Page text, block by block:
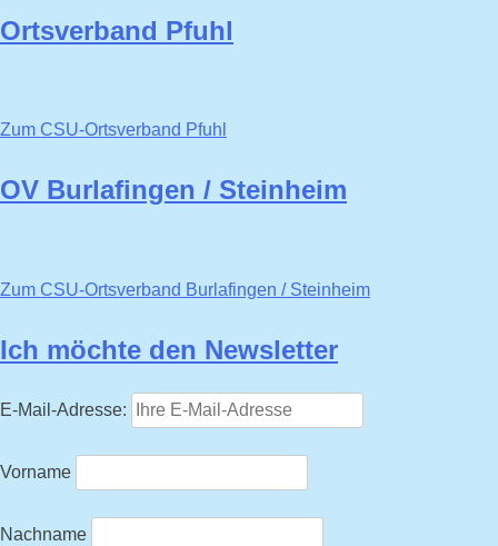
Ortsverband Pfuhl
Zum CSU-Ortsverband Pfuhl
OV Burlafingen / Steinheim
Zum CSU-Ortsverband Burlafingen / Steinheim
Ich möchte den Newsletter
E-Mail-Adresse:
Vorname
Nachname